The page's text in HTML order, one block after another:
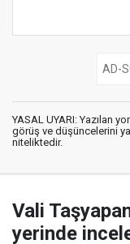
YASAL UYARI: Yazılan
görüş ve düşüncelerini
niteliktedir.
Vali
yerinde